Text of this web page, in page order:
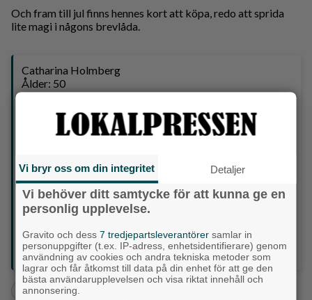
Och fram till jul finns hennes kort att köpa, redo att sprida
lite magi i någons brevlåda.
Catharina Holmberg
Ålder: 50
Bor: Gråbo
Familj: Make, två barn (27 och 15), samt en hund
Yrke: Fysioterapeut
Intressen: Måla, natur, vandring, träning, yoga, musik och
Instagram: @cattas_sagobilder och @eldhexan
Aktuellt: Säljer julkort på Brobacka kaffestuga fram till
jul
Nästa år: Medverkar med sina bilder på "Dödsmässa #9
– Vintermörker" på Folkets Hus i Uddevalla den 7
februari. Gästkonstnär på Brobacka i april. Arbetar med
illustrationer till en barnbok baserad på lokala sägner
tillsammans med Susanne Holm.
Lerum + Aktuellt
Vi bryr oss om din integritet Detaljer
Vi behöver ditt samtycke för att kunna ge en
personlig upplevelse.
Gravito och dess7 tredjepartsleverantörer samlar in
personuppgifter (t.ex. IP-adress, enhetsidentifierare) genom
användning av cookies och andra tekniska metoder som
lagrar och får åtkomst till data på din enhet för att ge den
bästa användarupplevelsen och visa riktat innehåll och
annonsering.